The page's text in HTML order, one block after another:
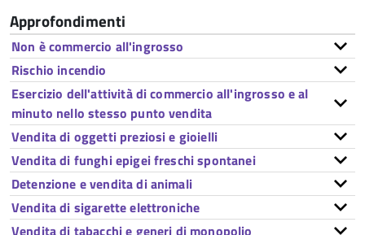
Approfondimenti
Non è commercio all'ingrosso
Rischio incendio
Esercizio dell'attività di commercio all'ingrosso e al
minuto nello stesso punto vendita
Vendita di oggetti preziosi e gioielli
Vendita di funghi epigei freschi spontanei
Detenzione e vendita di animali
Vendita di sigarette elettroniche
Vendita di tabacchi e generi di monopolio